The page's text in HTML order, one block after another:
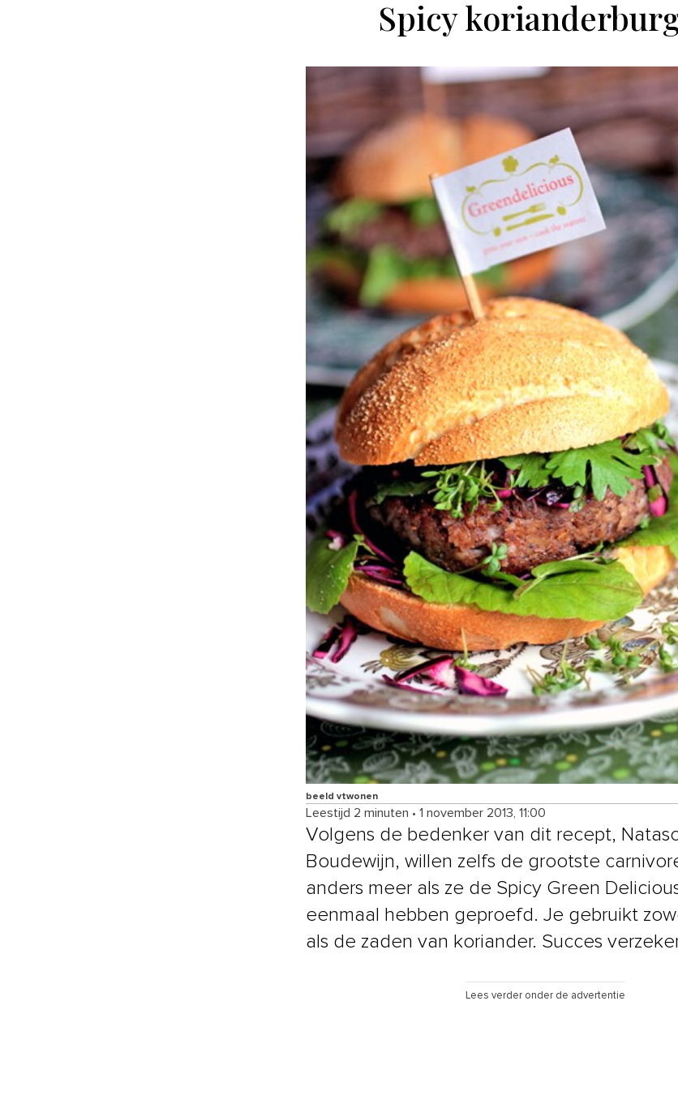
Spicy
beeld vtwonen
Leestijd 2 minuten • 1 november 2013, 11:00
Volgens de bedenker van dit recept,
Boudewijn, willen zelfs de grootste
anders meer als ze de Spicy Green
eenmaal hebben geproefd. Je gebruikt
als de zaden van koriander. Succes
Lees verder onder de advertentie